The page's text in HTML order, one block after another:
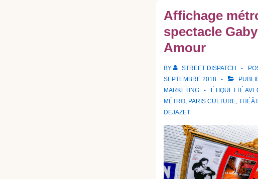
Affichage
spectacle
Amour
BY STREET DISPATCH
SEPTEMBRE 2018
MARKETING
ÉTIQUETTÉ
MÉTRO, PARIS CULTURE,
DEJAZET